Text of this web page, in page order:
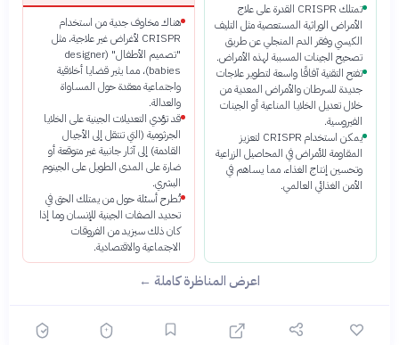
تمتلك CRISPR القدرة على علاج
الأمراض الوراثية المستعصية مثل التليف
الكيسي وفقر الدم المنجلي عن طريق
تصحيح الجينات المسببة لهذه الأمراض.
تفتح التقنية آفاقًا واسعة لتطوير علاجات
جديدة للسرطان والأمراض المعدية من
خلال تعديل الخلايا المناعية أو الجينات
الفيروسية.
يمكن استخدام CRISPR لتعزيز
المقاومة للأمراض في المحاصيل الزراعية
وتحسين إنتاج الغذاء، مما يساهم في
الأمن الغذائي العالمي.
هناك مخاوف جدية من استخدام
CRISPR لأغراض غير علاجية، مثل
"تصميم الأطفال" (designer
babies)، مما يثير قضايا أخلاقية
واجتماعية معقدة حول المساواة
والعدالة.
قد تؤدي التعديلات الجينية على الخلايا
الجرثومية (التي تنتقل إلى الأجيال
القادمة) إلى آثار جانبية غير متوقعة أو
ضارة على المدى الطويل على الجينوم
البشري.
تُطرح أسئلة حول من يمتلك الحق في
تحديد الصفات الجينية للإنسان وما إذا
كان ذلك سيزيد من الفروقات
الاجتماعية والاقتصادية.
اعرض المناظرة كاملة ←